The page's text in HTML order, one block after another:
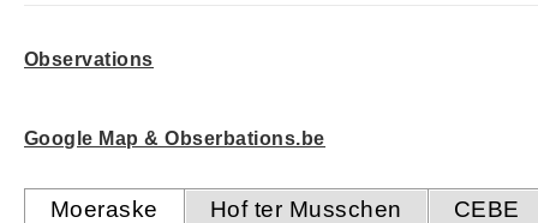
Observations
Google Map & Obserbations.be
Moeraske Hof ter Musschen CEBE